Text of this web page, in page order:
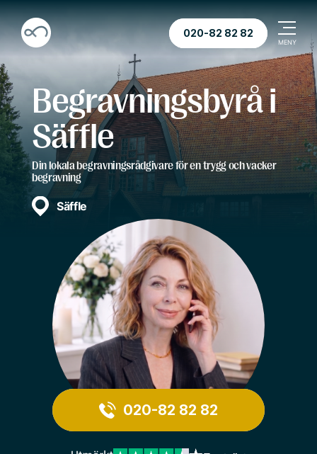
020-82 82 82
Begravningsbyrå i
Säffle
Din lokala begravningsrådgivare för en trygg och vacker
begravning
Säffle
020-82 82 82